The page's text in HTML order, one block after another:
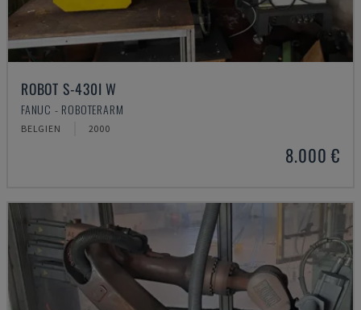
ROBOT S-430I W
FANUC - ROBOTERARM
BELGIEN 2000
8.000 €